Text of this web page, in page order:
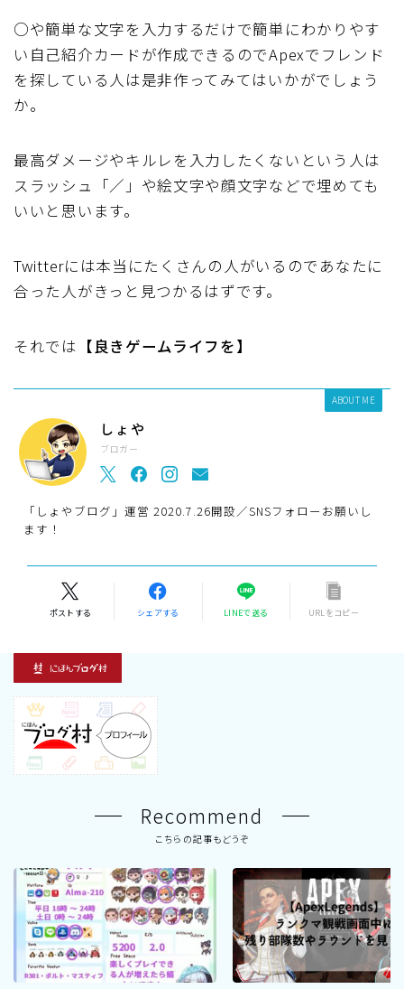
○や簡単な文字を入力するだけで簡単にわかりやす
い自己紹介カードが作成できるのでApexでフレンド
を探している人は是非作ってみてはいかがでしょう
か。
最高ダメージやキルレを入力したくないという人は
スラッシュ「／」や絵文字や顔文字などで埋めても
いいと思います。
Twitterには本当にたくさんの人がいるのであなたに
合った人がきっと見つかるはずです。
それでは 【良きゲームライフを】
ABOUT ME
しょや
ブロガー
「しょやブログ」運営 2020.7.26開設／SNSフォローお願いし
ます！
ポストする シェアする LINEで送る URLをコピー
Recommend
こちらの記事もどうぞ